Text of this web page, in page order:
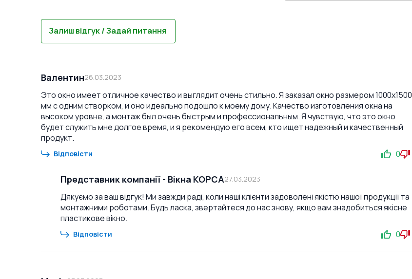
Залиш відгук / Задай питання
Валентин26.03.2023
Это окно имеет отличное качество и выглядит очень стильно. Я заказал окно размером 1000x1500
мм с одним створком, и оно идеально подошло к моему дому. Качество изготовления окна на
высоком уровне, а монтаж был очень быстрым и профессиональным. Я чувствую, что это окно
будет служить мне долгое время, и я рекомендую его всем, кто ищет надежный и качественный
продукт.
Відповісти 0
Представник компанії - Вікна КОРСА27.03.2023
Дякуємо за ваш відгук! Ми завжди раді, коли наші клієнти задоволені якістю нашої продукції та
монтажними роботами. Будь ласка, звертайтеся до нас знову, якщо вам знадобиться якісне
пластикове вікно.
Відповісти 0